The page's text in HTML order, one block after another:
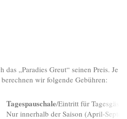
„Paradies Greut“ seinen Preis. Je
wir folgende Gebühren:
Tagespauschale/Eintritt für Tagesgäste
Nur innerhalb der Saison (April-